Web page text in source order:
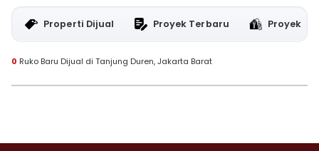
Properti Dijual Proyek Terbaru Proyek
0 Ruko Baru Dijual di Tanjung Duren, Jakarta Barat